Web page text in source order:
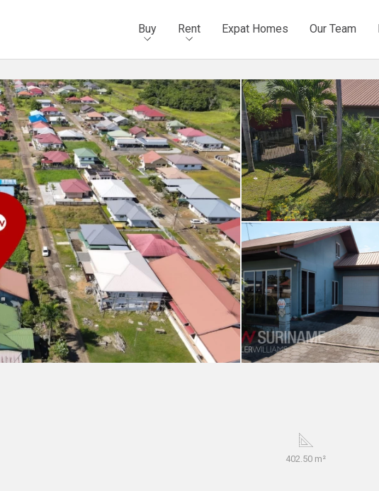
Buy Rent Expat Homes Our Team
402.50 m²